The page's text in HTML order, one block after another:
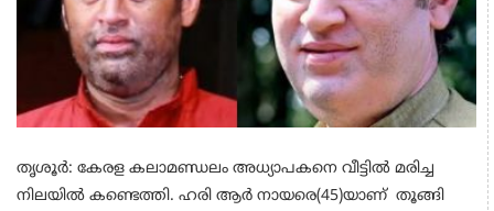
തൃശൂർ: കേരള കലാമണ്ഡലം അധ്യാപകനെ വീട്ടിൽ മരിച്ച
നിലയിൽ കണ്ടെത്തി. ഹരി ആർ നായരെ(45)യാണ് തൂങ്ങി